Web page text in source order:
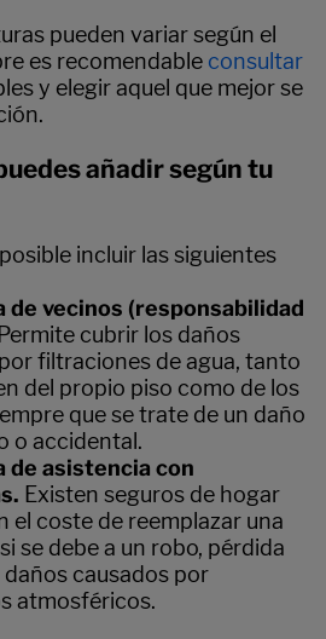
pueden variar según el
es recomendable consultar
y elegir aquel que mejor se
añadir según tu
incluir las siguientes
de vecinos (responsabilidad
cubrir los daños
filtraciones de agua, tanto
del propio piso como de los
que se trate de un daño
o accidental.
de asistencia con
Existen seguros de hogar
el coste de reemplazar una
se debe a un robo, pérdida
daños causados por
atmosféricos.